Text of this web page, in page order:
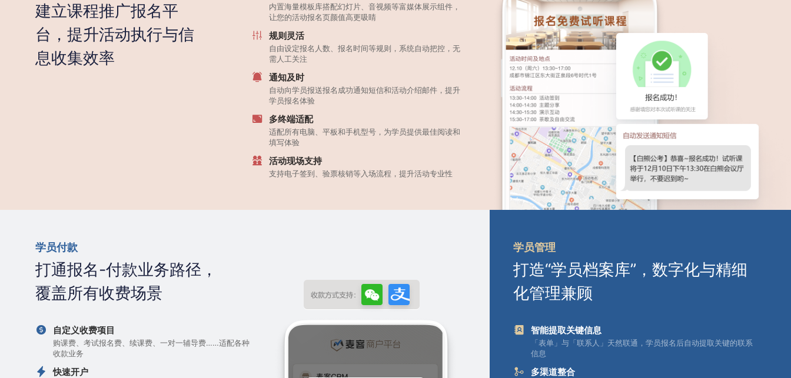
建立课程推广报名平
台，提升活动执行与信
息收集效率
内置海量模板库搭配幻灯片、音视频等富媒体展示组件，
让您的活动报名页颜值高更吸睛
规则灵活
自由设定报名人数、报名时间等规则，系统自动把控，无
需人工关注
通知及时
自动向学员报送报名成功通知短信和活动介绍邮件，提升
学员报名体验
多终端适配
适配所有电脑、平板和手机型号，为学员提供最佳阅读和
填写体验
活动现场支持
支持电子签到、验票核销等入场流程，提升活动专业性
学员付款
打通报名-付款业务路径，
覆盖所有收费场景
自定义收费项目
购课费、考试报名费、续课费、一对一辅导费……适配各种
收款业务
快速开户
学员管理
打造“学员档案库”，数字化与精细
化管理兼顾
智能提取关键信息
「表单」与「联系人」天然联通，学员报名后自动提取关键的联系
信息
多渠道整合